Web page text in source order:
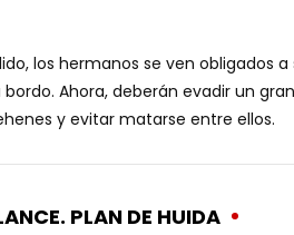
los hermanos se ven obligados
Ahora, deberán evadir un
y evitar matarse entre ellos.
PLAN DE HUIDA